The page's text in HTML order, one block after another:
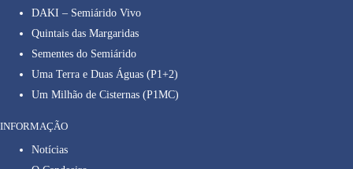
DAKI – Semiárido Vivo
Quintais das Margaridas
Sementes do Semiárido
Uma Terra e Duas Águas (P1+2)
Um Milhão de Cisternas (P1MC)
INFORMAÇÃO
Notícias